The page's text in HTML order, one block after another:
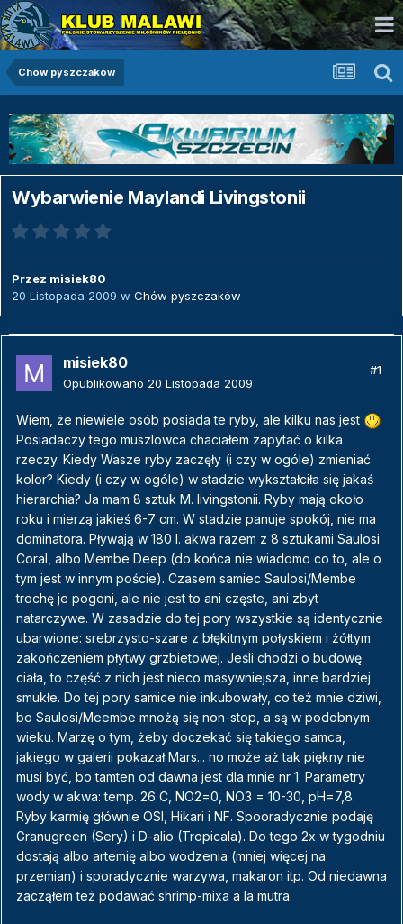
Chów pyszczaków
Wybarwienie Maylandi Livingstonii
Przez misiek80
20 Listopada 2009 w Chów pyszczaków
misiek80
Opublikowano 20 Listopada 2009
#1
Wiem, że niewiele osób posiada te ryby, ale kilku nas jest
Posiadaczy tego muszlowca chaciałem zapytać o kilka
rzeczy. Kiedy Wasze ryby zaczęły (i czy w ogóle) zmieniać
kolor? Kiedy (i czy w ogóle) w stadzie wykształciła się jakaś
hierarchia? Ja mam 8 sztuk M. livingstonii. Ryby mają około
roku i mierzą jakieś 6-7 cm. W stadzie panuje spokój, nie ma
dominatora. Pływają w 180 l. akwa razem z 8 sztukami Saulosi
Coral, albo Membe Deep (do końca nie wiadomo co to, ale o
tym jest w innym poście). Czasem samiec Saulosi/Membe
trochę je pogoni, ale nie jest to ani częste, ani zbyt
natarczywe. W zasadzie do tej pory wszystkie są identycznie
ubarwione: srebrzysto-szare z błękitnym połyskiem i żółtym
zakończeniem płytwy grzbietowej. Jeśli chodzi o budowę
ciała, to część z nich jest nieco masywniejsza, inne bardziej
smukłe. Do tej pory samice nie inkubowały, co też mnie dziwi,
bo Saulosi/Meembe mnożą się non-stop, a są w podobnym
wieku. Marzę o tym, żeby doczekać się takiego samca,
jakiego w galerii pokazał Mars... no może aż tak piękny nie
musi być, bo tamten od dawna jest dla mnie nr 1. Parametry
wody w akwa: temp. 26 C, NO2=0, NO3 = 10-30, pH=7,8.
Ryby karmię głównie OSI, Hikari i NF. Spooradycznie podaję
Granugreen (Sery) i D-alio (Tropicala). Do tego 2x w tygodniu
dostają albo artemię albo wodzenia (mniej więcej na
przemian) i sporadycznie warzywa, makaron itp. Od niedawna
zacząłem też podawać shrimp-mixa a la mutra.